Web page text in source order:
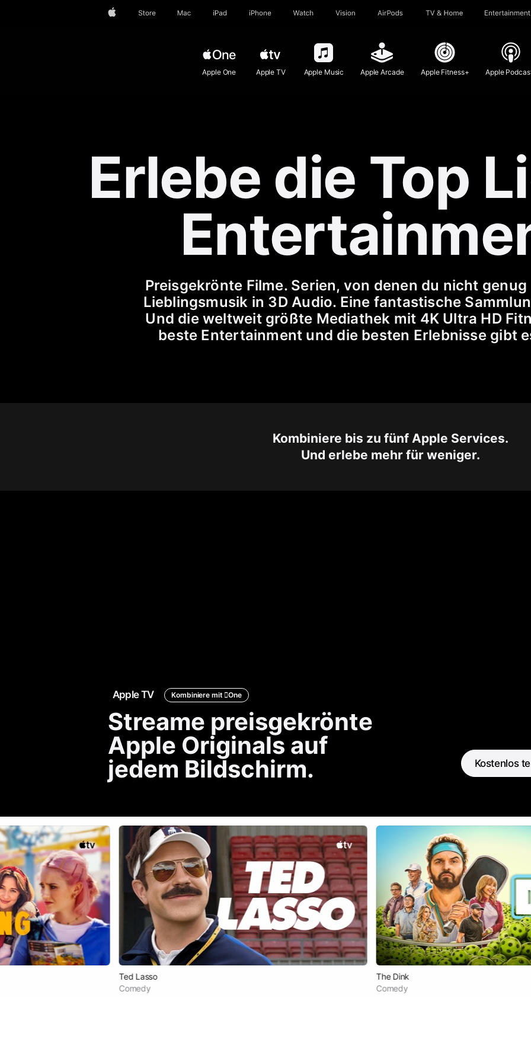
AppleStore Mac iPad iPhone Watch Vision AirPods TV & Home Entertainment
Apple One Apple TV Apple Music Apple Arcade Apple Fitness+ Apple
Erlebe die Top
Preisgekrönte Filme. Serien, von denen du nicht
Lieblings­musik in 3D Audio. Eine fantastische
Und die weltweit größte Mediathek mit 4K Ultra HD
beste Enter­tainment und die besten Erlebnisse gibt
Kombiniere bis zu fünf Apple Services.
Und erlebe mehr für weniger.
Apple TV Kombiniere mit Apple
One Kombiniere
mit
Apple One
Streame preis­gekrönte
Apple Originals auf
jedem Bild­schirm.
Kostenlos